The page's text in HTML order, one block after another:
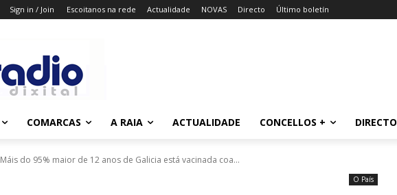
Sign in / Join Escoitanos na rede Actualidade NOVAS Directo Último boletín
COMARCAS A RAIA ACTUALIDADE CONCELLOS + DIRECTO
Máis do 95% maior de 12 anos de Galicia está vacinada coa...
O País